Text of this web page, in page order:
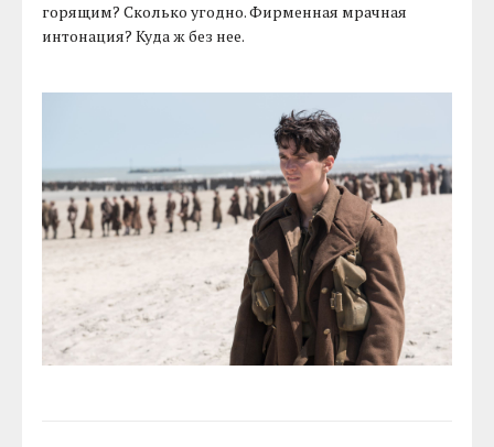
горящим? Сколько угодно. Фирменная мрачная
интонация? Куда ж без нее.